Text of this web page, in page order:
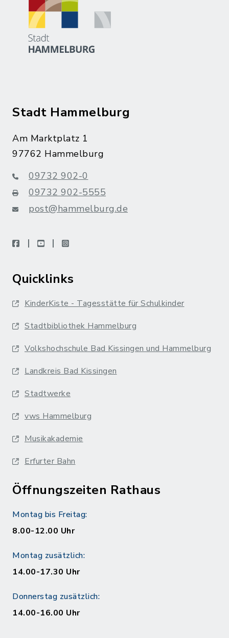
Stadt Hammelburg
Am Marktplatz 1
97762 Hammelburg
09732 902-0
09732 902-5555
post@hammelburg.de
facebookyoutubeinstagram
Quicklinks
KinderKiste - Tagesstätte für Schulkinder
Stadtbibliothek Hammelburg
Volkshochschule Bad Kissingen und Hammelburg
Landkreis Bad Kissingen
Stadtwerke
vws Hammelburg
Musikakademie
Erfurter Bahn
Öffnungszeiten Rathaus
Montag bis Freitag:
8.00-12.00 Uhr
Montag zusätzlich:
14.00-17.30 Uhr
Donnerstag zusätzlich:
14.00-16.00 Uhr